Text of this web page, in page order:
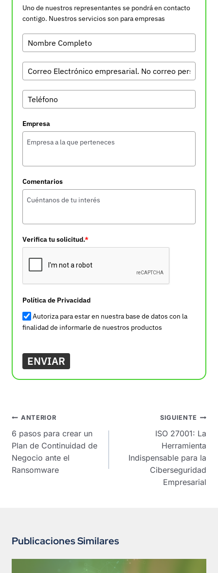
Uno de nuestros representantes se pondrá en contacto
contigo. Nuestros servicios son para empresas
Empresa
Comentarios
Verifica tu solicitud.*
Política de Privacidad
Autoriza para estar en nuestra base de datos con la
finalidad de informarle de nuestros productos
ENVIAR
Navegación
de
entradas
ANTERIOR
6 pasos para crear un
Plan de Continuidad de
Negocio ante el
Ransomware
SIGUIENTE
ISO 27001: La
Herramienta
Indispensable para la
Ciberseguridad
Empresarial
Publicaciones Similares